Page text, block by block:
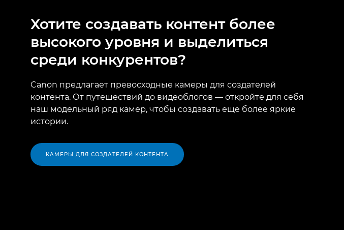
Хотите создавать контент более
высокого уровня и выделиться
среди конкурентов?
Canon предлагает превосходные камеры для создателей
контента. От путешествий до видеоблогов — откройте для себя
наш модельный ряд камер, чтобы создавать еще более яркие
истории.
КАМЕРЫ ДЛЯ СОЗДАТЕЛЕЙ КОНТЕНТА